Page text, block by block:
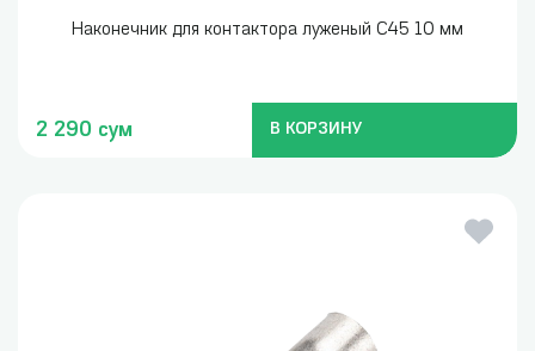
Наконечник для контактора луженый С45 10 мм
2 290 сум В КОРЗИНУ